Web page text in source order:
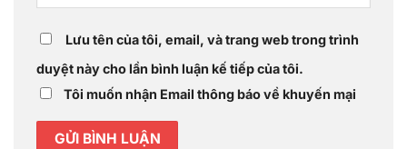
Lưu tên của tôi, email, và trang web trong trình
duyệt này cho lần bình luận kế tiếp của tôi.
Tôi muốn nhận Email thông báo về khuyến mại